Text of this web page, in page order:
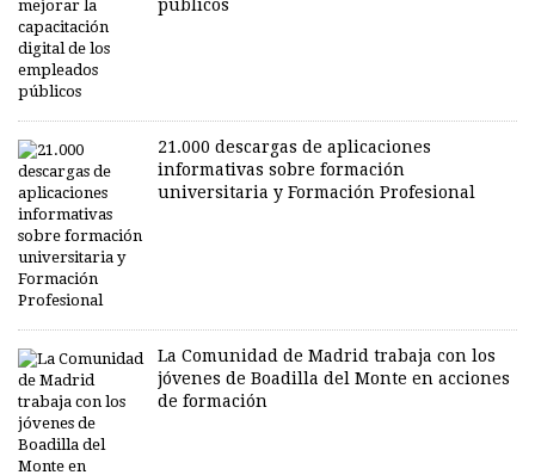
públicos
21.000 descargas de aplicaciones
informativas sobre formación
universitaria y Formación Profesional
La Comunidad de Madrid trabaja con los
jóvenes de Boadilla del Monte en acciones
de formación